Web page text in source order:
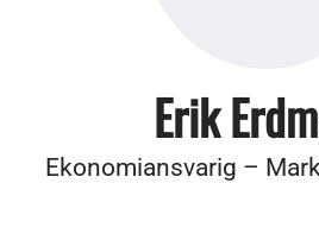
Erik
Ekonomiansvarig –